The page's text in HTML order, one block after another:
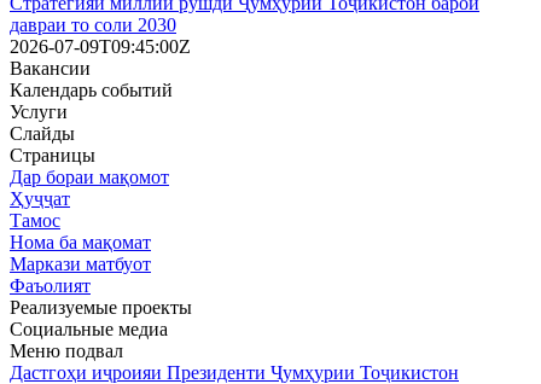
давраи то соли 2030
2026-07-09T09:45:00Z
Вакансии
Календарь событий
Услуги
Слайды
Страницы
Дар бораи мақомот
Ҳуҷҷат
Тамос
Нома ба мақомат
Маркази матбуот
Фаъолият
Реализуемые проекты
Социальные медиа
Меню подвал
Дастгоҳи иҷроияи Президенти Ҷумҳурии Тоҷикистон